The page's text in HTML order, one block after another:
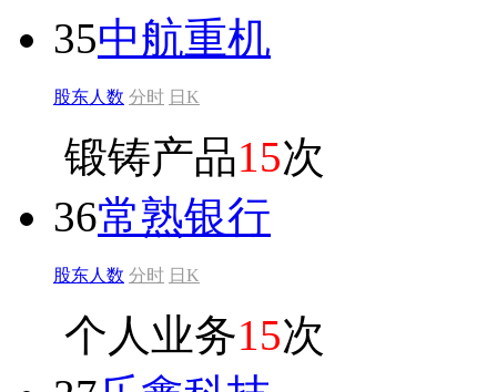
35中航重机
股东人数 分时 日K
锻铸产品15次
36常熟银行
股东人数 分时 日K
个人业务15次